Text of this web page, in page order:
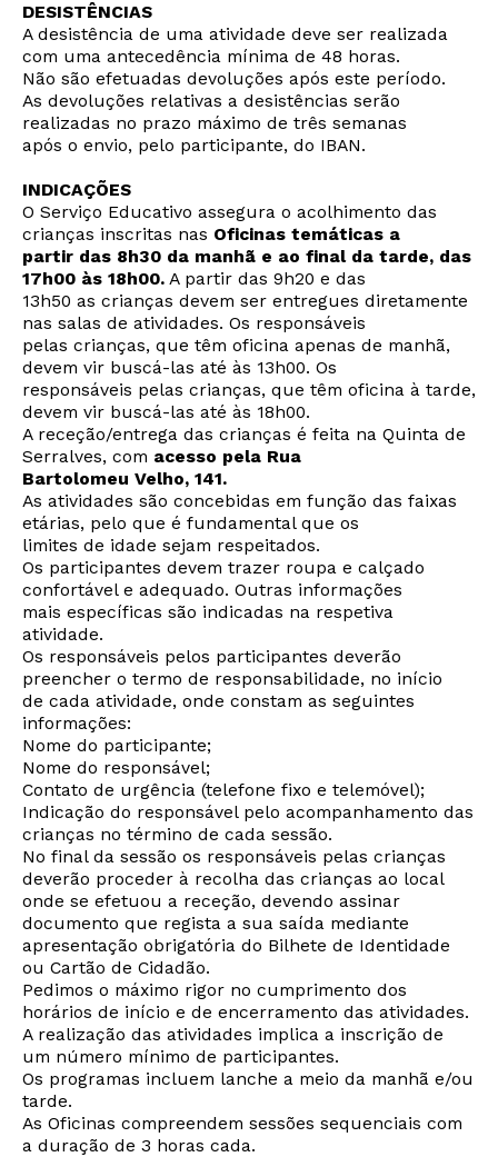
DESISTÊNCIAS
A desistência de uma atividade deve ser realizada
com uma antecedência mínima de 48 horas.
Não são efetuadas devoluções após este período.
As devoluções relativas a desistências serão
realizadas no prazo máximo de três semanas
após o envio, pelo participante, do IBAN.
INDICAÇÕES
O Serviço Educativo assegura o acolhimento das
crianças inscritas nas Oficinas temáticas a
partir das 8h30 da manhã e ao final da tarde, das
17h00 às 18h00. A partir das 9h20 e das
13h50 as crianças devem ser entregues diretamente
nas salas de atividades. Os responsáveis
pelas crianças, que têm oficina apenas de manhã,
devem vir buscá-las até às 13h00. Os
responsáveis pelas crianças, que têm oficina à tarde,
devem vir buscá-las até às 18h00.
A receção/entrega das crianças é feita na Quinta de
Serralves, com acesso pela Rua
Bartolomeu Velho, 141.
As atividades são concebidas em função das faixas
etárias, pelo que é fundamental que os
limites de idade sejam respeitados.
Os participantes devem trazer roupa e calçado
confortável e adequado. Outras informações
mais específicas são indicadas na respetiva
atividade.
Os responsáveis pelos participantes deverão
preencher o termo de responsabilidade, no início
de cada atividade, onde constam as seguintes
informações:
Nome do participante;
Nome do responsável;
Contato de urgência (telefone fixo e telemóvel);
Indicação do responsável pelo acompanhamento das
crianças no término de cada sessão.
No final da sessão os responsáveis pelas crianças
deverão proceder à recolha das crianças ao local
onde se efetuou a receção, devendo assinar
documento que regista a sua saída mediante
apresentação obrigatória do Bilhete de Identidade
ou Cartão de Cidadão.
Pedimos o máximo rigor no cumprimento dos
horários de início e de encerramento das atividades.
A realização das atividades implica a inscrição de
um número mínimo de participantes.
Os programas incluem lanche a meio da manhã e/ou
tarde.
As Oficinas compreendem sessões sequenciais com
a duração de 3 horas cada.
Newsletter